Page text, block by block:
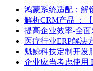
鸿蒙系统适配：解
解析CRM产品 ：【
提高企业效率-全
医疗行业ERP解决
魁鲸科技定制开发
企业应当考虑使用